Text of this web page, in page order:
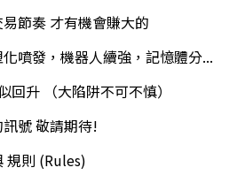
節奏 才有機會賺大的
噴發，機器人續強，記憶體分...
回升 （大陷阱不可不慎）
號 敬請期待!
則 (Rules)